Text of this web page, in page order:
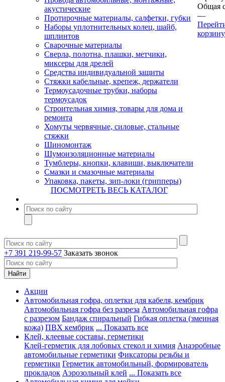
акустические
Протирочные материалы, салфетки, губки
Наборы уплотнительных колец, шайб,
шплинтов
Сварочные материалы
Сверла, полотна, плашки, метчики,
миксеры для дрелей
Средства индивидуальной защиты
Стяжки кабельные, крепеж, держатели
Термоусадочные трубки, наборы
термоусадок
Строительная химия, товары для дома и
ремонта
Хомуты червячные, силовые, стальные
стяжки
Шиномонтаж
Шумоизоляционные материалы
Тумблеры, кнопки, клавиши, выключатели
Смазки и смазочные материалы
Упаковка, пакеты, зип-локи (грипперы)
ПОСМОТРЕТЬ ВЕСЬ КАТАЛОГ
+7 391 219-99-57 Заказать звонок
Общая
—
корзину
Акции
Автомобильная гофра, оплетки для кабеля, кембрик
Автомобильная гофра без разреза Автомобильная гофра
с разрезом Бандаж спиральный Гибкая оплетка (змеиная
кожа) ПВХ кембрик ... Показать все
Клей, клеевые составы, герметики
Клей-герметик для лобовых стекол и химия Анаэробные
автомобильные герметики Фиксаторы резьбы и
герметики Герметик автомобильный, формирователь
прокладок Аэрозольный клей ... Показать все